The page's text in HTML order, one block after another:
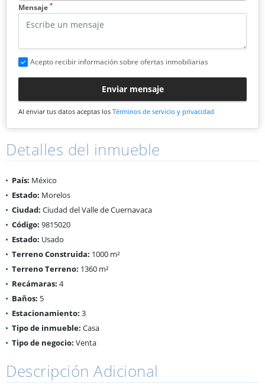
Mensaje *
Acepto recibir información sobre ofertas inmobiliarias
Enviar mensaje
Al enviar tus datos aceptas los Términos de servicio y privacidad
Detalles del inmueble
País: México
Estado: Morelos
Ciudad: Ciudad del Valle de Cuernavaca
Código: 9815020
Estado: Usado
Terreno Construida: 1000 m²
Terreno Terreno: 1360 m²
Recámaras: 4
Baños: 5
Estacionamiento: 3
Tipo de inmueble: Casa
Tipo de negocio: Venta
Descripción Adicional